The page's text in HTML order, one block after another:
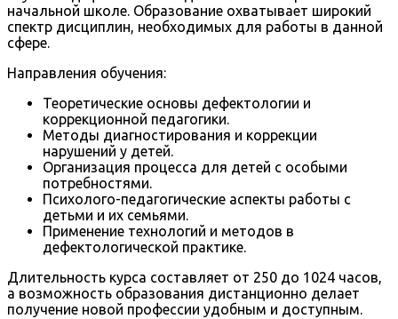
начальной школе. Образование охватывает широкий
спектр дисциплин, необходимых для работы в данной
сфере.
Направления обучения:
Теоретические основы дефектологии и
коррекционной педагогики.
Методы диагностирования и коррекции
нарушений у детей.
Организация процесса для детей с особыми
потребностями.
Психолого-педагогические аспекты работы с
детьми и их семьями.
Применение технологий и методов в
дефектологической практике.
Длительность курса составляет от 250 до 1024 часов,
а возможность образования дистанционно делает
получение новой профессии удобным и доступным.